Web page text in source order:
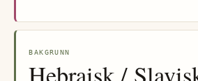
BAKGRUNN